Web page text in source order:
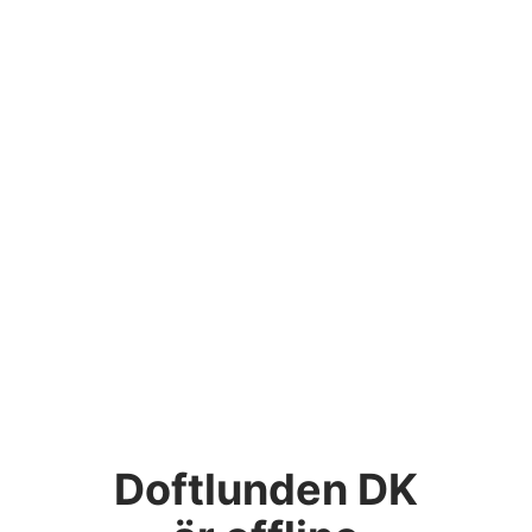
Doftlunden DK